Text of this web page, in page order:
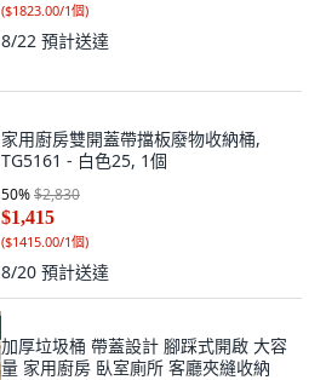
($1823.00/1個)
8/22 預計送達
家用廚房雙開蓋帶擋板廢物收納桶,
TG5161 - 白色25, 1個
50%$2,830
$1,415
($1415.00/1個)
8/20 預計送達
加厚垃圾桶 帶蓋設計 腳踩式開啟 大容
量 家用廚房 臥室廁所 客廳夾縫收納